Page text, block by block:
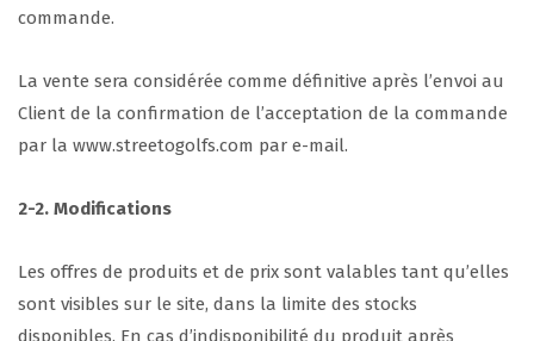
commande.
La vente sera considérée comme définitive après l’envoi au
Client de la confirmation de l’acceptation de la commande
par la www.streetogolfs.com par e-mail.
2-2. Modifications
Les offres de produits et de prix sont valables tant qu’elles
sont visibles sur le site, dans la limite des stocks
disponibles. En cas d’indisponibilité du produit après